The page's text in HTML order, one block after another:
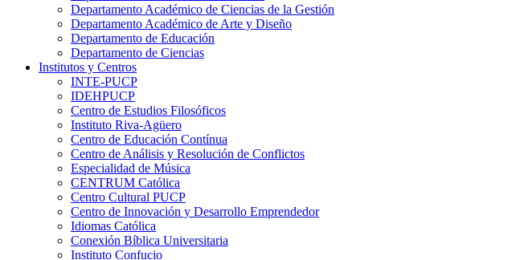
Departamento Académico de Ciencias de la Gestión
Departamento Académico de Arte y Diseño
Departamento de Educación
Departamento de Ciencias
Institutos y Centros
INTE-PUCP
IDEHPUCP
Centro de Estudios Filosóficos
Instituto Riva-Agüero
Centro de Educación Contínua
Centro de Análisis y Resolución de Conflictos
Especialidad de Música
CENTRUM Católica
Centro Cultural PUCP
Centro de Innovación y Desarrollo Emprendedor
Idiomas Católica
Conexión Bíblica Universitaria
Instituto Confucio